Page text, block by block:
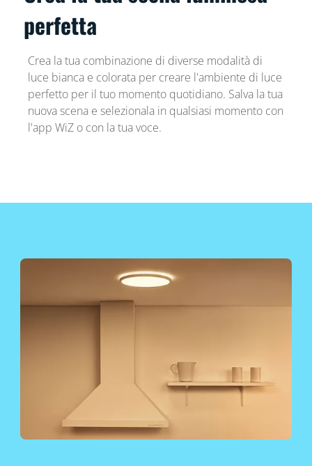
perfetta
Crea la tua combinazione di diverse modalità di
luce bianca e colorata per creare l'ambiente di luce
perfetto per il tuo momento quotidiano. Salva la tua
nuova scena e selezionala in qualsiasi momento con
l'app WiZ o con la tua voce.